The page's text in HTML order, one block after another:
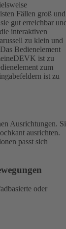
Fällen groß und
gut erreichbar
interaktiven
zu klein und
Das Bedienelement
ist zu
zum
ist zu
Ausrichtungen.
ausrichten.
passt sich
oder